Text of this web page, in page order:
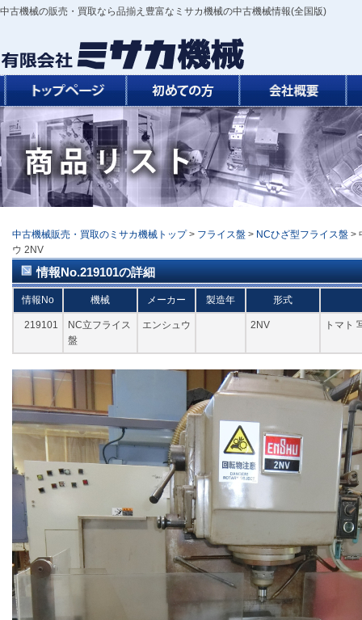
中古機械の販売・買取なら品揃え豊富なミサカ機械の中古機械情報(全国版)
中古機械販売・買取のミサカ機械トップ > フライス盤 > NCひざ型フライス盤 >
ウ 2NV
情報No.219101の詳細
情報No 機械 メーカー 製造年 形式
219101
NC立フライス
盤
エンシュウ 2NV トマト